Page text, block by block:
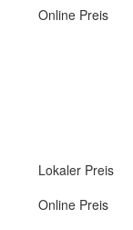
Online Preis
Lokaler Preis
Online Preis